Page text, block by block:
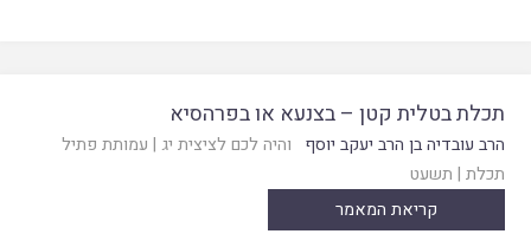
תכלת בטלית קטן – בצנעא או בפרהסיא
הרב עובדיה בן הרב יעקב יוסף והיה לכם לציצית יג | עמותת פתיל
תכלת | תשעט
קריאת המאמר